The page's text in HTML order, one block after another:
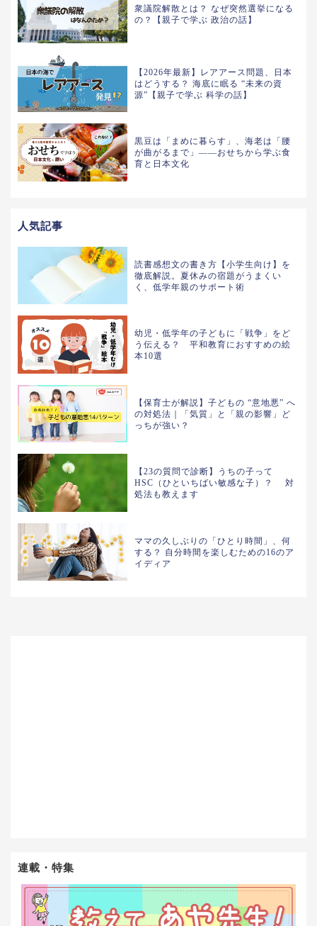
衆議院解散とは？ なぜ突然選挙になる
の？【親子で学ぶ 政治の話】
【2026年最新】レアアース問題、日本
はどうする？ 海底に眠る “未来の資
源”【親子で学ぶ 科学の話】
黒豆は「まめに暮らす」、海老は「腰
が曲がるまで」——おせちから学ぶ食
育と日本文化
人気記事
読書感想文の書き方【小学生向け】を
徹底解説。夏休みの宿題がうまくい
く、低学年親のサポート術
幼児・低学年の子どもに「戦争」をど
う伝える？ 平和教育におすすめの絵
本10選
【保育士が解説】子どもの “意地悪” へ
の対処法｜「気質」と「親の影響」ど
っちが強い？
【23の質問で診断】うちの子って
HSC（ひといちばい敏感な子）？ 対
処法も教えます
ママの久しぶりの「ひとり時間」、何
する？ 自分時間を楽しむための16のア
イディア
連載・特集